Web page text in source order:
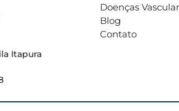
Itapura
Doenças
Blog
Contato